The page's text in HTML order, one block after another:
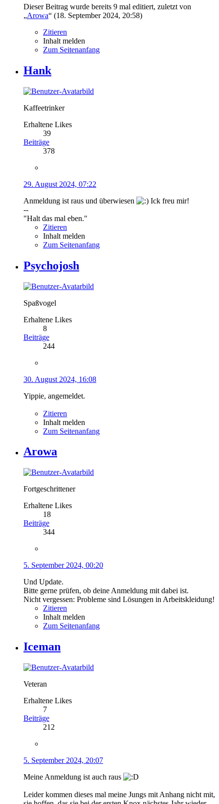
Dieser Beitrag wurde bereits 9 mal editiert, zuletzt von
„Arowa“ (18. September 2024, 20:58)
Zitieren
Inhalt melden
Zum Seitenanfang
Hank
Kaffeetrinker
Erhaltene Likes
39
Beiträge
378
29. August 2024, 07:22
Anmeldung ist raus und überwiesen
Ick freu mir!
--
"Halt das mal eben."
Zitieren
Inhalt melden
Zum Seitenanfang
Psychojosh
Spaßvogel
Erhaltene Likes
8
Beiträge
244
30. August 2024, 16:08
Yippie, angemeldet.
Zitieren
Inhalt melden
Zum Seitenanfang
Arowa
Fortgeschrittener
Erhaltene Likes
18
Beiträge
344
5. September 2024, 00:20
Und Update.
Bitte gerne prüfen, ob deine Anmeldung mit dabei ist.
Nicht vergessen: Probleme sind Lösungen in Arbeitskleidung!
Zitieren
Inhalt melden
Zum Seitenanfang
Iceman
Veteran
Erhaltene Likes
7
Beiträge
212
5. September 2024, 20:07
Meine Anmeldung ist auch raus
Leider kommen dieses mal meine Jungs mit Anhang nicht mit,